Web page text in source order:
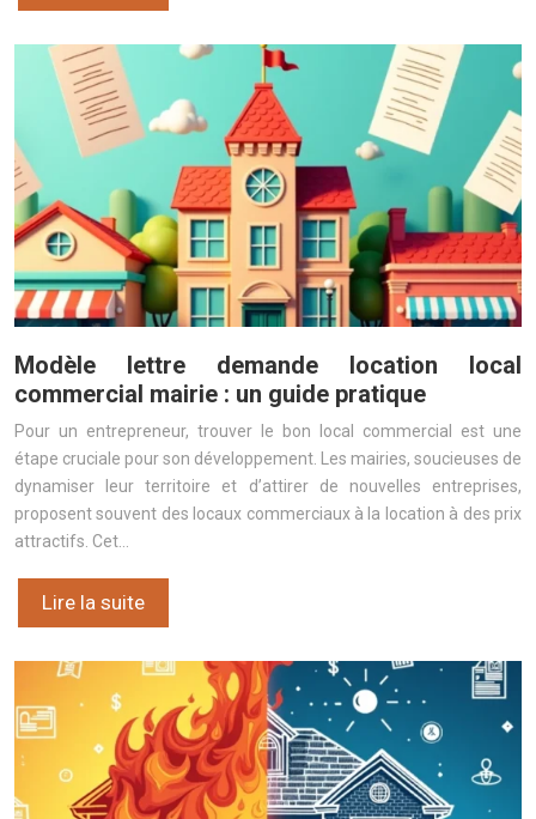
Modèle lettre demande location local
commercial mairie : un guide pratique
Pour un entrepreneur, trouver le bon local commercial est une
étape cruciale pour son développement. Les mairies, soucieuses de
dynamiser leur territoire et d’attirer de nouvelles entreprises,
proposent souvent des locaux commerciaux à la location à des prix
attractifs. Cet…
Lire la suite